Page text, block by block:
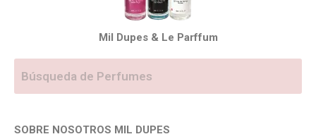
Mil Dupes & Le Parffum
SOBRE NOSOTROS MIL DUPES